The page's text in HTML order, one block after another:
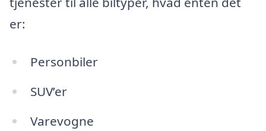
er:
Personbiler
SUV’er
Varevogne